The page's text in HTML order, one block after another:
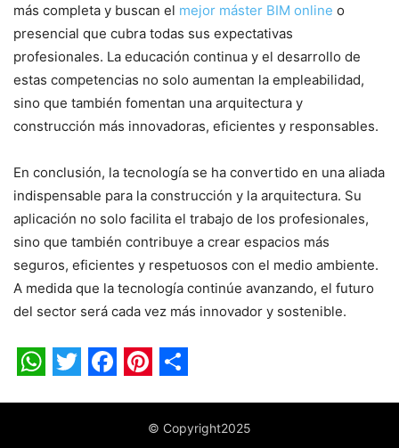
más completa y buscan el mejor máster BIM online o
presencial que cubra todas sus expectativas
profesionales. La educación continua y el desarrollo de
estas competencias no solo aumentan la empleabilidad,
sino que también fomentan una arquitectura y
construcción más innovadoras, eficientes y responsables.
En conclusión, la tecnología se ha convertido en una aliada
indispensable para la construcción y la arquitectura. Su
aplicación no solo facilita el trabajo de los profesionales,
sino que también contribuye a crear espacios más
seguros, eficientes y respetuosos con el medio ambiente.
A medida que la tecnología continúe avanzando, el futuro
del sector será cada vez más innovador y sostenible.
© Copyright2025